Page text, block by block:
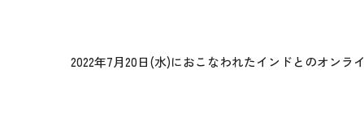
2022年7月20日(水)におこなわれたインドとのオンラ